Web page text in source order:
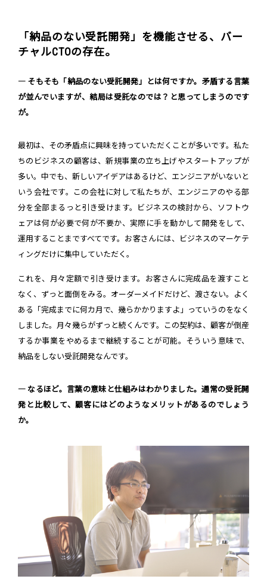
「納品のない受託開発」を機能させる、バー
チャルCTOの存在。
― そもそも「納品のない受託開発」とは何ですか。矛盾する言葉
が並んでいますが、結局は受託なのでは？と思ってしまうのです
が。
最初は、その矛盾点に興味を持っていただくことが多いです。私た
ちのビジネスの顧客は、新規事業の立ち上げやスタートアップが
多い。中でも、新しいアイデアはあるけど、エンジニアがいないと
いう会社です。この会社に対して私たちが、エンジニアのやる部
分を全部まるっと引き受けます。ビジネスの検討から、ソフトウ
ェアは何が必要で何が不要か、実際に手を動かして開発をして、
運用することまですべてです。お客さんには、ビジネスのマーケテ
ィングだけに集中していただく。
これを、月々定額で引き受けます。お客さんに完成品を渡すこと
なく、ずっと面倒をみる。オーダーメイドだけど、渡さない。よく
ある「完成までに何カ月で、幾らかかりますよ」っていうのをなく
しました。月々幾らがずっと続くんです。この契約は、顧客が倒産
するか事業をやめるまで継続することが可能。そういう意味で、
納品をしない受託開発なんです。
― なるほど。言葉の意味と仕組みはわかりました。通常の受託開
発と比較して、顧客にはどのようなメリットがあるのでしょう
か。